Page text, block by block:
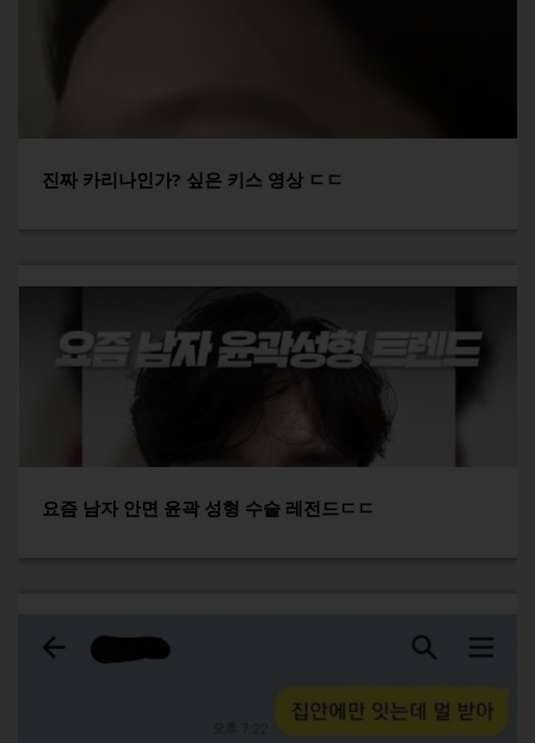
진짜 카리나인가? 싶은 키스 영상 ㄷㄷ
요즘 남자 안면 윤곽 성형 수술 레전드ㄷㄷ